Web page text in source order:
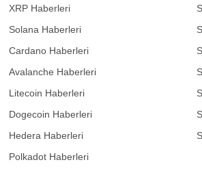
XRP Haberleri
Solana Haberleri
Cardano Haberleri
Avalanche Haberleri
Litecoin Haberleri
Dogecoin Haberleri
Hedera Haberleri
Polkadot Haberleri